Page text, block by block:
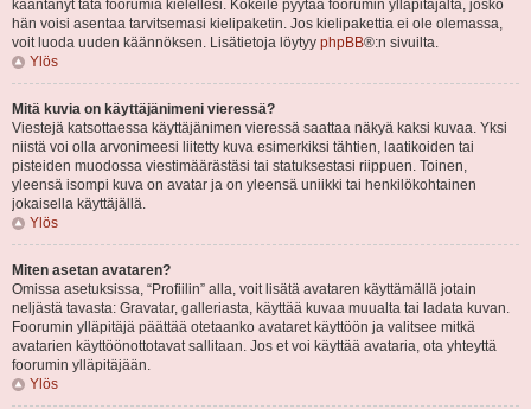
kääntänyt tätä foorumia kielellesi. Kokeile pyytää foorumin ylläpitäjältä, josko
hän voisi asentaa tarvitsemasi kielipaketin. Jos kielipakettia ei ole olemassa,
voit luoda uuden käännöksen. Lisätietoja löytyy phpBB®:n sivuilta.
Ylös
Mitä kuvia on käyttäjänimeni vieressä?
Viestejä katsottaessa käyttäjänimen vieressä saattaa näkyä kaksi kuvaa. Yksi
niistä voi olla arvonimeesi liitetty kuva esimerkiksi tähtien, laatikoiden tai
pisteiden muodossa viestimäärästäsi tai statuksestasi riippuen. Toinen,
yleensä isompi kuva on avatar ja on yleensä uniikki tai henkilökohtainen
jokaisella käyttäjällä.
Ylös
Miten asetan avataren?
Omissa asetuksissa, “Profiilin” alla, voit lisätä avataren käyttämällä jotain
neljästä tavasta: Gravatar, galleriasta, käyttää kuvaa muualta tai ladata kuvan.
Foorumin ylläpitäjä päättää otetaanko avataret käyttöön ja valitsee mitkä
avatarien käyttöönottotavat sallitaan. Jos et voi käyttää avataria, ota yhteyttä
foorumin ylläpitäjään.
Ylös